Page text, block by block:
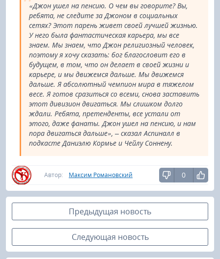
«Джон ушел на пенсию. О чем вы говорите? Вы,
ребята, не следите за Джоном в социальных
сетях? Этот парень живет своей лучшей жизнью.
У него была фантастическая карьера, мы все
знаем. Мы знаем, что Джон религиозный человек,
поэтому я хочу сказать: бог благословит его в
будущем, в том, что он делает в своей жизни и
карьере, и мы движемся дальше. Мы движемся
дальше. Я абсолютный чемпион мира в тяжелом
весе. Я готов сразиться со всеми, снова заставить
этот дивизион двигаться. Мы слишком долго
ждали. Ребята, претенденты, все устали от
этого, даже фанаты. Джон ушел на пенсию, и нам
пора двигаться дальше», – сказал Аспиналл в
подкасте Даниэлю Кормье и Чейлу Соннену.
Автор: Максим Романовский 0
Предыдущая новость
Следующая новость